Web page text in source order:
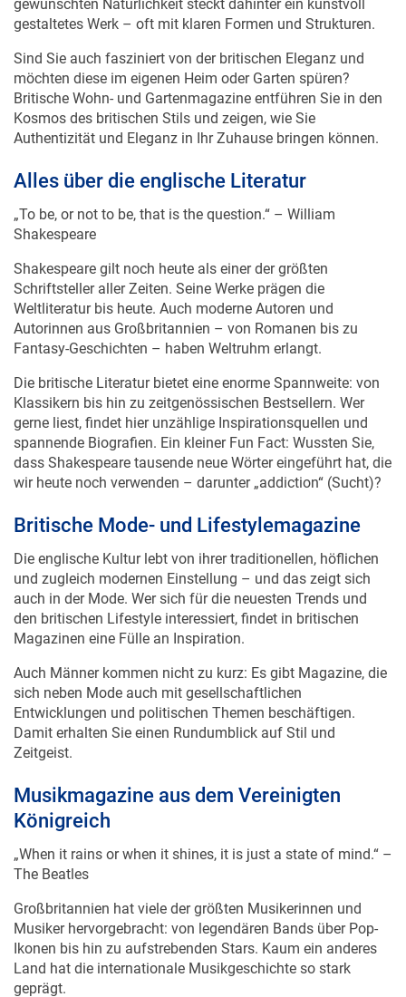
gestaltetes Werk – oft mit klaren Formen und Strukturen.
möchten diese im eigenen Heim oder Garten spüren?
Britische Wohn- und Gartenmagazine entführen Sie in den
Kosmos des britischen Stils und zeigen, wie Sie
Authentizität und Eleganz in Ihr Zuhause bringen können.
„To be, or not to be, that is the question.“ – William
Shakespeare
Schriftsteller aller Zeiten. Seine Werke prägen die
Weltliteratur bis heute. Auch moderne Autoren und
Autorinnen aus Großbritannien – von Romanen bis zu
Fantasy-Geschichten – haben Weltruhm erlangt.
Klassikern bis hin zu zeitgenössischen Bestsellern. Wer
gerne liest, findet hier unzählige Inspirationsquellen und
spannende Biografien. Ein kleiner Fun Fact: Wussten Sie,
dass Shakespeare tausende neue Wörter eingeführt hat, die
wir heute noch verwenden – darunter „addiction“ (Sucht)?
Die englische Kultur lebt von ihrer traditionellen, höflichen
und zugleich modernen Einstellung – und das zeigt sich
auch in der Mode. Wer sich für die neuesten Trends und
den britischen Lifestyle interessiert, findet in britischen
Magazinen eine Fülle an Inspiration.
sich neben Mode auch mit gesellschaftlichen
Entwicklungen und politischen Themen beschäftigen.
Damit erhalten Sie einen Rundumblick auf Stil und
Zeitgeist.
Königreich
„When it rains or when it shines, it is just a state of mind.“ –
The Beatles
Musiker hervorgebracht: von legendären Bands über Pop-
Ikonen bis hin zu aufstrebenden Stars. Kaum ein anderes
Land hat die internationale Musikgeschichte so stark
geprägt.